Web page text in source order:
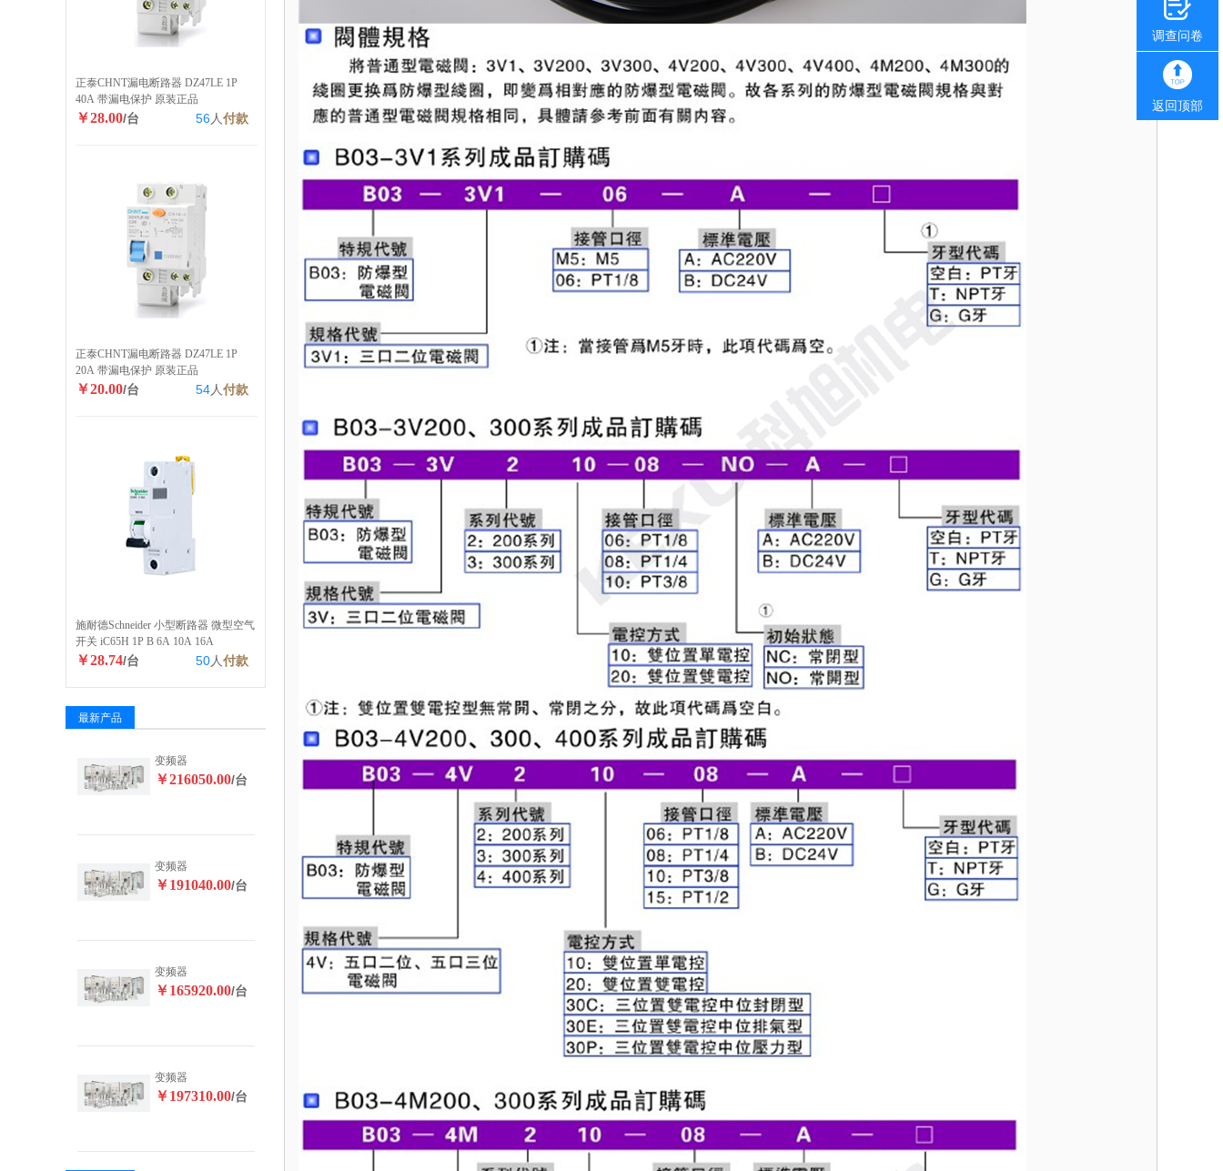
正泰CHNT漏电断路器 DZ47LE 1P
40A 带漏电保护 原装正品
￥28.00/台 56人付款
正泰CHNT漏电断路器 DZ47LE 1P
20A 带漏电保护 原装正品
￥20.00/台 54人付款
施耐德Schneider 小型断路器 微型空气
开关 iC65H 1P B 6A 10A 16A
￥28.74/台 50人付款
最新产品
变频器
￥216050.00/台
变频器
￥191040.00/台
变频器
￥165920.00/台
变频器
￥197310.00/台
调查问卷
返回顶部